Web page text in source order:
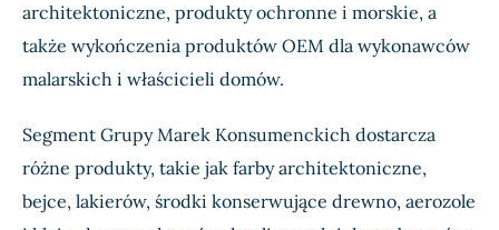
architektoniczne, produkty ochronne i morskie, a
także wykończenia produktów OEM dla wykonawców
malarskich i właścicieli domów.
Segment Grupy Marek Konsumenckich dostarcza
różne produkty, takie jak farby architektoniczne,
bejce, lakierów, środki konserwujące drewno, aerozole